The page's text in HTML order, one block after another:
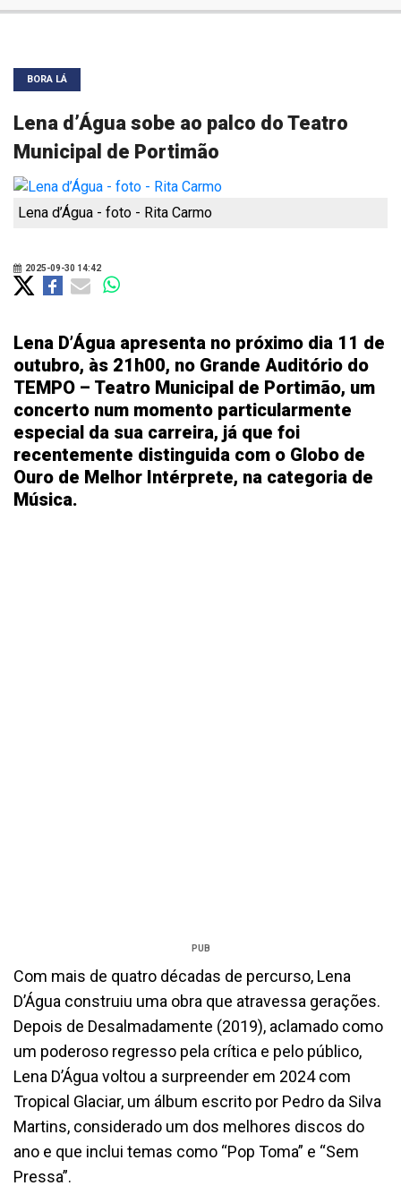
BORA LÁ
Lena d’Água sobe ao palco do Teatro
Municipal de Portimão
Lena d’Água - foto - Rita Carmo
2025-09-30 14:42
Lena D’Água apresenta no próximo dia 11 de
outubro, às 21h00, no Grande Auditório do
TEMPO – Teatro Municipal de Portimão, um
concerto num momento particularmente
especial da sua carreira, já que foi
recentemente distinguida com o Globo de
Ouro de Melhor Intérprete, na categoria de
Música.
PUB
Com mais de quatro décadas de percurso, Lena
D’Água construiu uma obra que atravessa gerações.
Depois de Desalmadamente (2019), aclamado como
um poderoso regresso pela crítica e pelo público,
Lena D’Água voltou a surpreender em 2024 com
Tropical Glaciar, um álbum escrito por Pedro da Silva
Martins, considerado um dos melhores discos do
ano e que inclui temas como “Pop Toma” e “Sem
Pressa”.